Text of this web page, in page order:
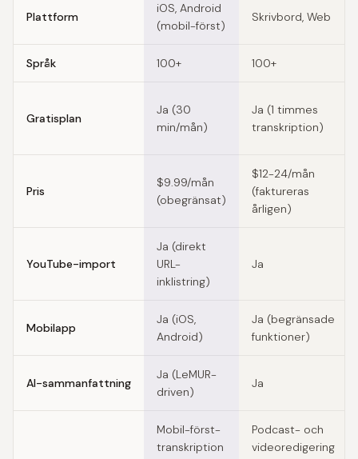
Plattform
iOS, Android
(mobil-först)
Skrivbord, Web
Språk 100+ 100+
Gratisplan
Ja (30
min/mån)
Ja (1 timmes
transkription)
Pris
$9.99/mån
(obegränsat)
$12-24/mån
(faktureras
årligen)
YouTube-import
Ja (direkt
URL-
inklistring)
Ja
Mobilapp
Ja (iOS,
Android)
Ja (begränsade
funktioner)
AI-sammanfattning
Ja (LeMUR-
driven)
Ja
Mobil-först-
transkription
Podcast- och
videoredigering